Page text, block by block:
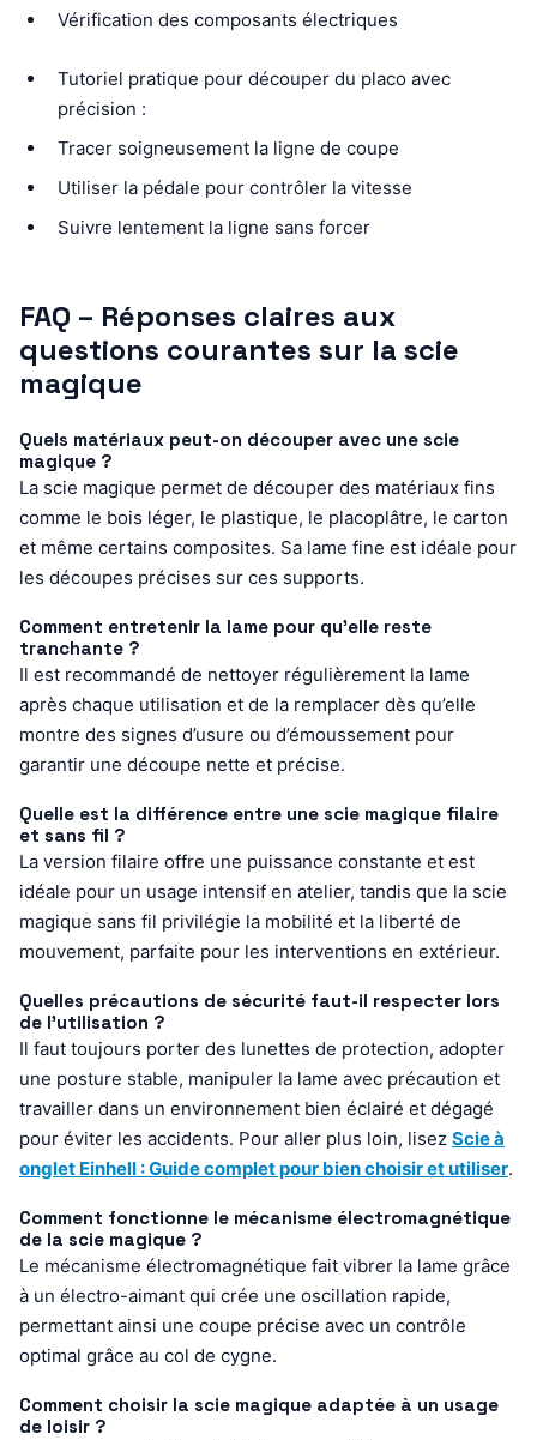
Vérification des composants électriques
Tutoriel pratique pour découper du placo avec
précision :
Tracer soigneusement la ligne de coupe
Utiliser la pédale pour contrôler la vitesse
Suivre lentement la ligne sans forcer
FAQ – Réponses claires aux
questions courantes sur la scie
magique
Quels matériaux peut-on découper avec une scie
magique ?
La scie magique permet de découper des matériaux fins
comme le bois léger, le plastique, le placoplâtre, le carton
et même certains composites. Sa lame fine est idéale pour
les découpes précises sur ces supports.
Comment entretenir la lame pour qu’elle reste
tranchante ?
Il est recommandé de nettoyer régulièrement la lame
après chaque utilisation et de la remplacer dès qu’elle
montre des signes d’usure ou d’émoussement pour
garantir une découpe nette et précise.
Quelle est la différence entre une scie magique filaire
et sans fil ?
La version filaire offre une puissance constante et est
idéale pour un usage intensif en atelier, tandis que la scie
magique sans fil privilégie la mobilité et la liberté de
mouvement, parfaite pour les interventions en extérieur.
Quelles précautions de sécurité faut-il respecter lors
de l’utilisation ?
Il faut toujours porter des lunettes de protection, adopter
une posture stable, manipuler la lame avec précaution et
travailler dans un environnement bien éclairé et dégagé
pour éviter les accidents. Pour aller plus loin, lisez Scie à
onglet Einhell : Guide complet pour bien choisir et utiliser.
Comment fonctionne le mécanisme électromagnétique
de la scie magique ?
Le mécanisme électromagnétique fait vibrer la lame grâce
à un électro-aimant qui crée une oscillation rapide,
permettant ainsi une coupe précise avec un contrôle
optimal grâce au col de cygne.
Comment choisir la scie magique adaptée à un usage
de loisir ?